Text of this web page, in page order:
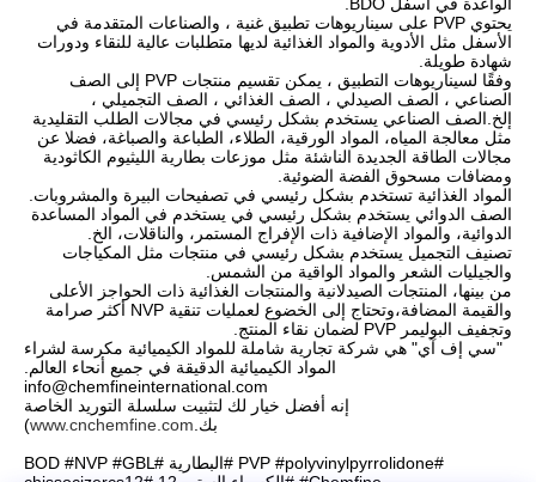
يحتوي PVP على سيناريوهات تطبيق غنية ، والصناعات المتقدمة في
الأسفل مثل الأدوية والمواد الغذائية لديها متطلبات عالية للنقاء ودورات
شهادة طويلة.
وفقًا لسيناريوهات التطبيق ، يمكن تقسيم منتجات PVP إلى الصف
الصناعي ، الصف الصيدلي ، الصف الغذائي ، الصف التجميلي ،
إلخ.الصف الصناعي يستخدم بشكل رئيسي في مجالات الطلب التقليدية
مثل معالجة المياه، المواد الورقية، الطلاء، الطباعة والصباغة، فضلا عن
مجالات الطاقة الجديدة الناشئة مثل موزعات بطارية الليثيوم الكاثودية
ومضافات مسحوق الفضة الضوئية.
المواد الغذائية تستخدم بشكل رئيسي في تصفيحات البيرة والمشروبات.
الصف الدوائي يستخدم بشكل رئيسي في يستخدم في المواد المساعدة
الدوائية، والمواد الإضافية ذات الإفراج المستمر، والناقلات، الخ.
تصنيف التجميل يستخدم بشكل رئيسي في منتجات مثل المكياجات
والجيليات الشعر والمواد الواقية من الشمس.
من بينها، المنتجات الصيدلانية والمنتجات الغذائية ذات الحواجز الأعلى
والقيمة المضافة،وتحتاج إلى الخضوع لعمليات تنقية NVP أكثر صرامة
وتجفيف البوليمر PVP لضمان نقاء المنتج.
"سي إف آي" هي شركة تجارية شاملة للمواد الكيميائية مكرسة لشراء
المواد الكيميائية الدقيقة في جميع أنحاء العالم.
info@chemfineinternational.com
إنه أفضل خيار لك لتثبيت سلسلة التوريد الخاصة
بك. www.cnchemfine.com
)
#PVP #polyvinylpyrrolidone #البطارية #BOD #NVP #GBL